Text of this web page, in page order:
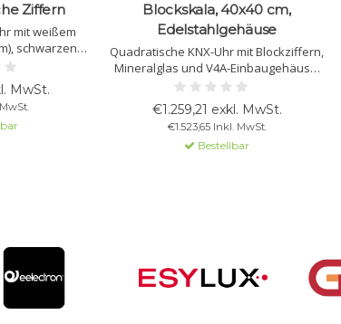
Ziffern
mit weißem
schwarzen
und
rotem
mit mattem
MwSt.
Blockskala, 40x40 cm,
Edelstahlgehäuse
Quadratische KNX-Uhr mit Blockziffern,
Mineralglas und V4A-Einbaugehäuse.
IP54, reinigungsmittelbeständig.
Geeignet u. a. für OP-Räume. 250×250
mm.
€1.259,21 exkl. MwSt.
€1.523,65 Inkl. MwSt.
Bestellbar